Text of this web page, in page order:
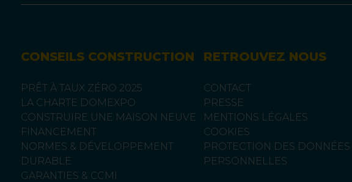
CONSEILS CONSTRUCTION
PRÊT À TAUX ZÉRO 2025
LA CHARTE DOMEXPO
CONSTRUIRE UNE MAISON NEUVE
FINANCEMENT
NORMES & DÉVELOPPEMENT
DURABLE
GARANTIES & CCMI
RETROUVEZ NOUS
CONTACT
PRESSE
MENTIONS LÉGALES
COOKIES
PROTECTION DES DONNÉES
PERSONNELLES